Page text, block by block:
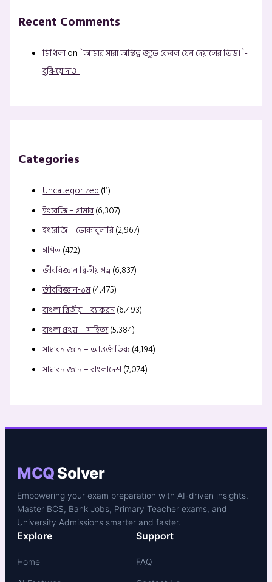
Recent Comments
মিথিলাon`আমার সারা অস্তিত্ব জুড়ে কেবল যেন দেয়ালের ভিড়।`-
বুঝিয়ে দাও।
Categories
Uncategorized(11)
ইংরেজি – গ্রামার(6,307)
ইংরেজি – ভোকাবুলারি(2,967)
গণিত(472)
জীববিজ্ঞান দ্বিতীয় পত্র(6,837)
জীববিজ্ঞান-১ম(4,475)
বাংলা দ্বিতীয় – ব্যাকরন(6,493)
বাংলা প্রথম – সাহিত্য(5,384)
সাধারন জ্ঞান – আন্তর্জাতিক(4,194)
সাধারন জ্ঞান – বাংলাদেশ(7,074)
MCQSolver
Empowering your exam preparation with AI-driven insights.
Master BCS, Bank Jobs, Primary Teacher exams, and
University Admissions smarter and faster.
Explore
Home
Support
FAQ